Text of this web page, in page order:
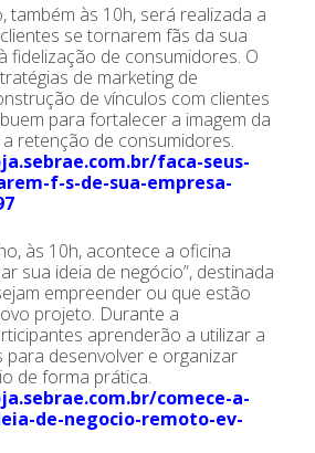
também às 10h, será realizada a
se tornarem fãs da sua
fidelização de consumidores. O
de marketing de
de vínculos com clientes
para fortalecer a imagem da
retenção de consumidores.
faca-seus-
f-s-de-sua-empresa-
às 10h, acontece a oficina
sua ideia de negócio”, destinada
empreender ou que estão
projeto. Durante a
aprenderão a utilizar a
para desenvolver e organizar
de forma prática.
comece-a-
de-negocio-remoto-ev-